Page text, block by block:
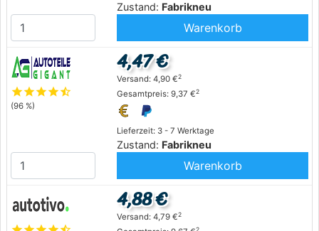
Zustand: Fabrikneu
Warenkorb
starstarstarstarstar_half
(96 %)
Lieferzeit: 3 - 7 Werktage
Zustand: Fabrikneu
4,47 €
Versand: 4,90 €2
Gesamtpreis: 9,37 €2
Warenkorb
4,88 €
Versand: 4,79 €2
2